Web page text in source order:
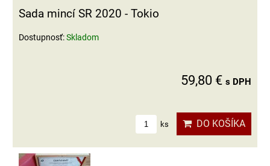
Sada mincí SR 2020 - Tokio
Dostupnosť:Skladom
59,80 € s DPH
ks DO KOŠÍKA